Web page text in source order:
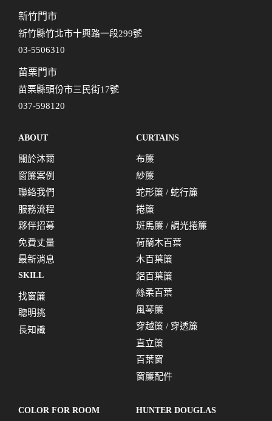
新竹門市
新竹縣竹北市十興路一段299號
03-5506310
苗栗門市
苗栗縣頭份市三民街17號
037-598120
ABOUT
關於沐爾
窗簾案例
聯絡我們
服務流程
夥伴招募
免費丈量
最新消息
SKILL
找窗簾
聰明挑
長知識
CURTAINS
布簾
紗簾
蛇形簾 / 蛇行簾
捲簾
斑馬簾 / 調光捲簾
荷蘭木百葉
木百葉簾
鋁百葉簾
絲柔百葉
風琴簾
穿越簾 / 穿透簾
直立簾
百葉窗
窗簾配件
COLOR FOR ROOM HUNTER DOUGLAS